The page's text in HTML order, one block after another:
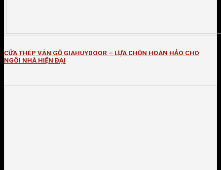
CỬA THÉP VÂN GỖ GIAHUYDOOR – LỰA CHỌN HOÀN HẢO CHO
NGÔI NHÀ HIỆN ĐẠI